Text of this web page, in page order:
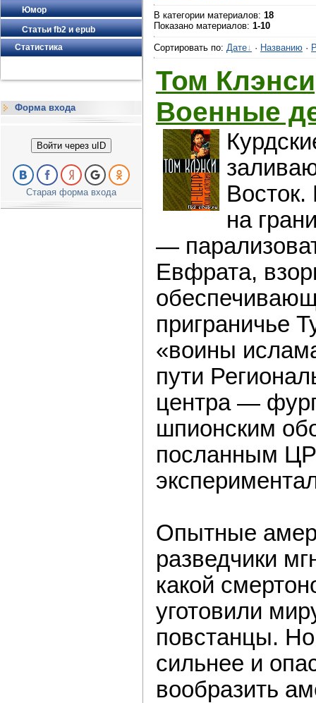
Юмор
Статьи fb2 и epub
Статистика
Форма входа
Войти через uID
Старая форма входа
В категории материалов: 18
Показано материалов: 1-10
Сортировать по: Дате · Названию ·
Том
Военные
на
—
Евфрата,
приграничье
«воины
пути
центра —
шпионским
посланным
Опытные
разведчики
какой
уготовили
повстанцы. Но
сильнее и
вообразить